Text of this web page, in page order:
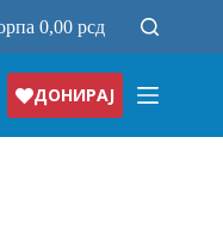
0,00рсд
ДОНИРАЈ